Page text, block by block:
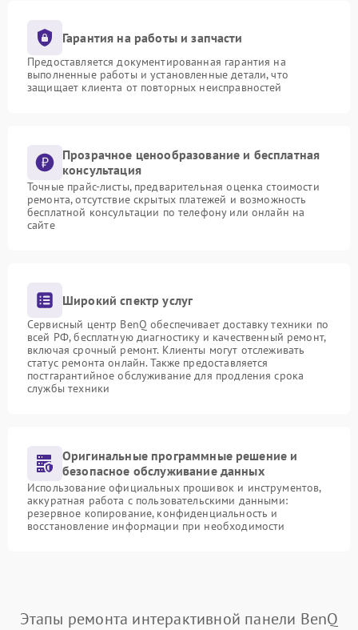
Гарантия на работы и запчасти
Предоставляется документированная гарантия на
выполненные работы и установленные детали, что
защищает клиента от повторных неисправностей
Прозрачное ценообразование и бесплатная
консультация
Точные прайс-листы, предварительная оценка стоимости
ремонта, отсутствие скрытых платежей и возможность
бесплатной консультации по телефону или онлайн на
сайте
Широкий спектр услуг
Сервисный центр BenQ обеспечивает доставку техники по
всей РФ, бесплатную диагностику и качественный ремонт,
включая срочный ремонт. Клиенты могут отслеживать
статус ремонта онлайн. Также предоставляется
постгарантийное обслуживание для продления срока
службы техники
Оригинальные программные решение и
безопасное обслуживание данных
Использование официальных прошивок и инструментов,
аккуратная работа с пользовательскими данными:
резервное копирование, конфиденциальность и
восстановление информации при необходимости
Этапы ремонта интерактивной панели BenQ